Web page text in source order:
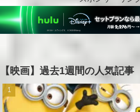
【映画】過去1週間の人気記事